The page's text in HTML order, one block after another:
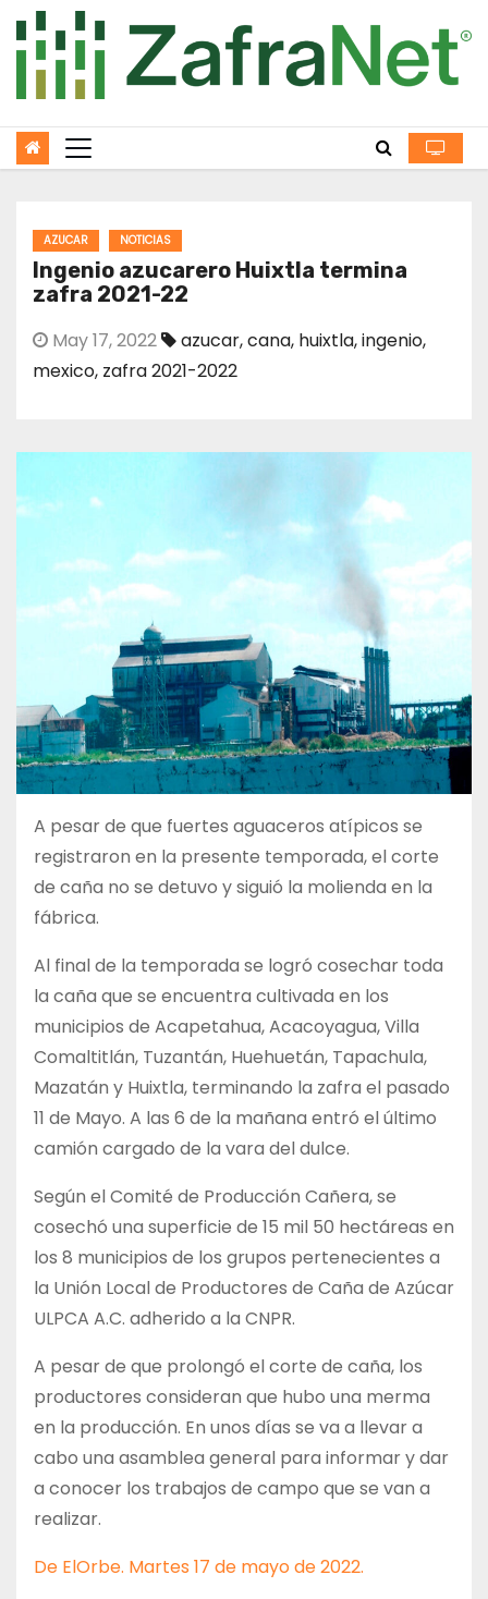
to
content
AZUCAR NOTICIAS
Ingenio azucarero Huixtla termina
zafra 2021-22
May 17, 2022 azucar,cana, huixtla,ingenio,
mexico, zafra 2021-2022
A pesar de que fuertes aguaceros atípicos se
registraron en la presente temporada, el corte
de caña no se detuvo y siguió la molienda en la
fábrica.
Al final de la temporada se logró cosechar toda
la caña que se encuentra cultivada en los
municipios de Acapetahua, Acacoyagua, Villa
Comaltitlán, Tuzantán, Huehuetán, Tapachula,
Mazatán y Huixtla, terminando la zafra el pasado
11 de Mayo. A las 6 de la mañana entró el último
camión cargado de la vara del dulce.
Según el Comité de Producción Cañera, se
cosechó una superficie de 15 mil 50 hectáreas en
los 8 municipios de los grupos pertenecientes a
la Unión Local de Productores de Caña de Azúcar
ULPCA A.C. adherido a la CNPR.
A pesar de que prolongó el corte de caña, los
productores consideran que hubo una merma
en la producción. En unos días se va a llevar a
cabo una asamblea general para informar y dar
a conocer los trabajos de campo que se van a
realizar.
De ElOrbe. Martes 17 de mayo de 2022.